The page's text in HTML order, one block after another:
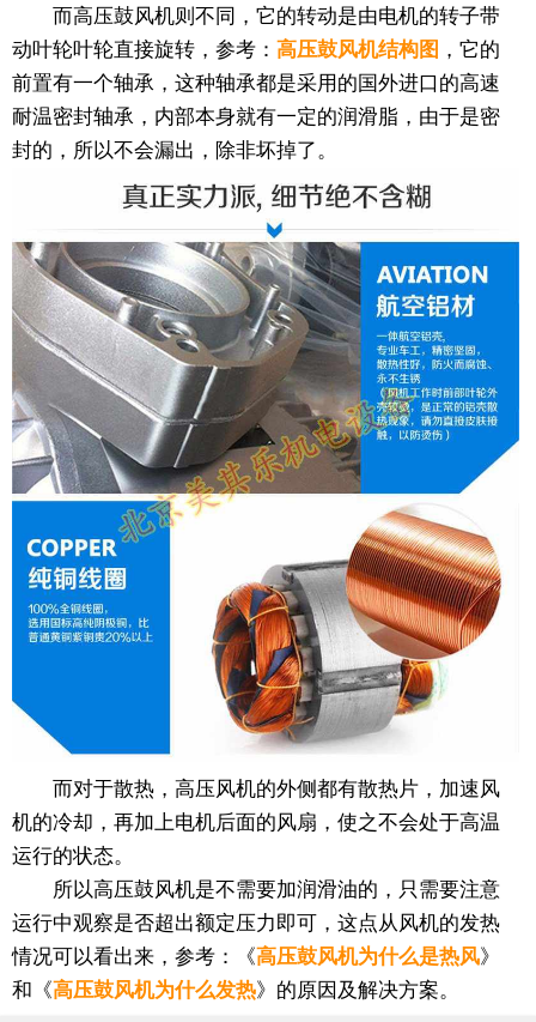
而高压鼓风机则不同，它的转动是由电机的转子带
动叶轮叶轮直接旋转，参考： 高压鼓风机结构图 ，它的
前置有一个轴承，这种轴承都是采用的国外进口的高速
耐温密封轴承，内部本身就有一定的润滑脂，由于是密
封的，所以不会漏出，除非坏掉了。
而对于散热，高压风机的外侧都有散热片，加速风
机的冷却，再加上电机后面的风扇，使之不会处于高温
运行的状态。
所以高压鼓风机是不需要加润滑油的，只需要注意
运行中观察是否超出额定压力即可，这点从风机的发热
情况可以看出来，参考：《高压鼓风机为什么是热风》
和《高压鼓风机为什么发热》的原因及解决方案。